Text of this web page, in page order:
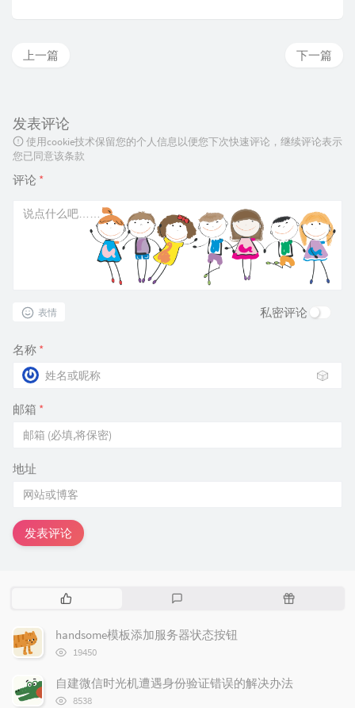
下一篇
上一篇
发表评论
使用cookie技术保留您的个人信息以便您下次快速评论，继续评论表示
您已同意该条款
评论 *
表情 私密评论
名称 *
🎲
邮箱 *
地址
发表评论
热
文
章
评
随
handsome模板添加服务器状态按钮
浏
次
数:
19450
自建微信时光机遭遇身份验证错误的解决办法
浏
8538